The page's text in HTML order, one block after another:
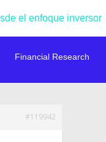
el enfoque inversor
Financial Research
#119942